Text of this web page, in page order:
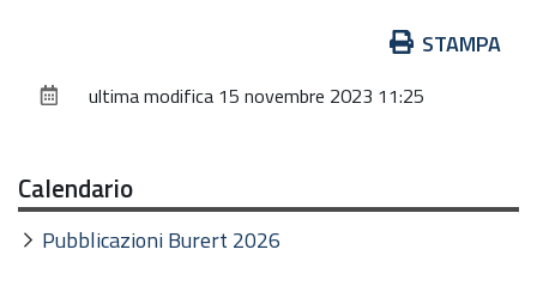
documento
STAMPA
ultima modifica 15 novembre 2023 11:25
Calendario
Pubblicazioni Burert 2026